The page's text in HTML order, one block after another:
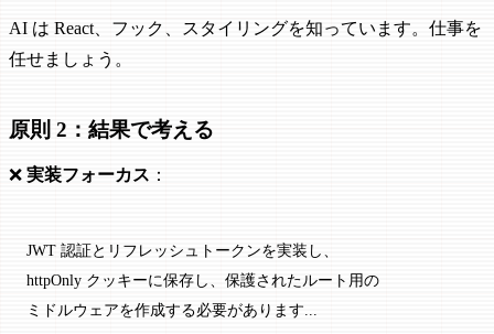
AI は React、フック、スタイリングを知っています。仕事を
任せましょう。
原則 2：結果で考える
❌ 実装フォーカス ：
JWT 認証とリフレッシュトークンを実装し、
httpOnly クッキーに保存し、保護されたルート用の
ミドルウェアを作成する必要があります...